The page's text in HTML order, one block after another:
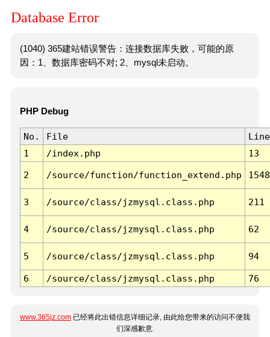
Database Error
(1040) 365建站错误警告：连接数据库失败，可能的原
因：1、数据库密码不对; 2、mysql未启动。
PHP Debug
No. File
Line
1
/index.php 13
2 /source/function/function_extend.php 1548
3 /source/class/jzmysql.class.php 211
4 /source/class/jzmysql.class.php 62
5 /source/class/jzmysql.class.php 94
6 /source/class/jzmysql.class.php 76
www.365jz.com 已经将此出错信息详细记录, 由此给您带来的访问不便我
们深感歉意.